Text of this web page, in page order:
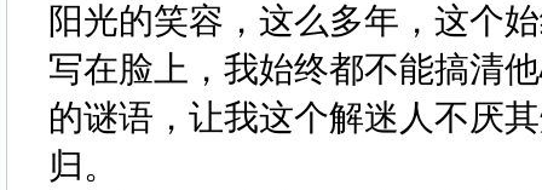
阳光的笑容，这么多年，这个
写在脸上，我始终都不能搞清
的谜语，让我这个解迷人不厌
归。